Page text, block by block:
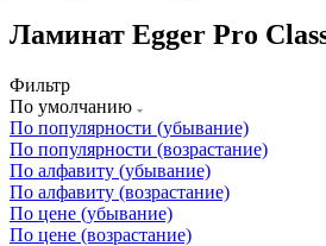
Ламинат Egger Pro
Фильтр
По умолчанию
По популярности (убывание)
По популярности (возрастание)
По алфавиту (убывание)
По алфавиту (возрастание)
По цене (убывание)
По цене (возрастание)